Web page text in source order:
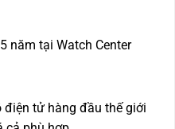
năm tại Watch Center
tử hàng đầu thế giới